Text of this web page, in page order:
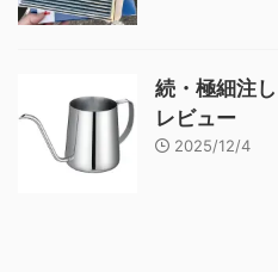
続・極細注
レビュー
2025/12/4